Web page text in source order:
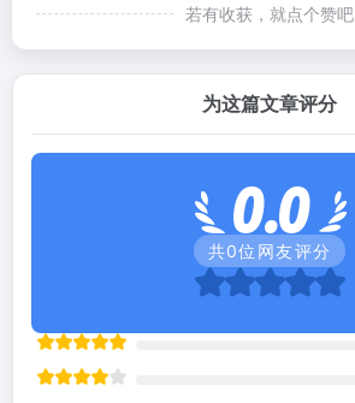
若有收获，就点个赞吧
为这篇文章评分
0.0
共0位网友评分